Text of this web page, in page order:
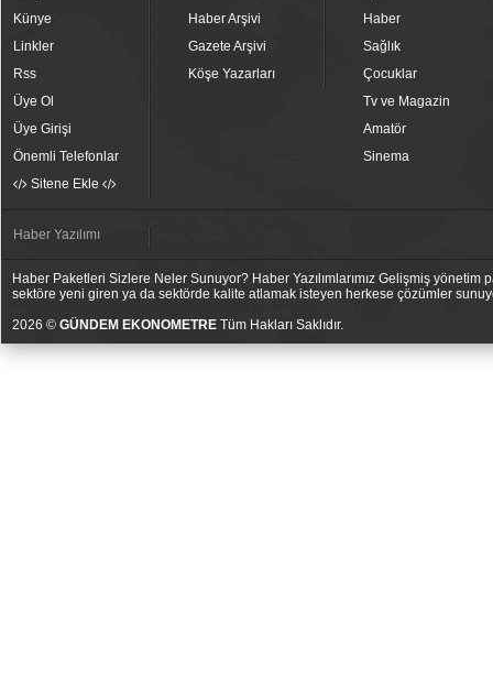
Künye
Linkler
Rss
Üye Ol
Üye Girişi
Önemli Telefonlar
Sitene Ekle
Haber Arşivi
Gazete Arşivi
Köşe Yazarları
Haber
Sağlık
Çocuklar
Tv ve Magazin
Amatör
Sinema
Haber Yazılımı
Haber Paketleri Sizlere Neler Sunuyor? Haber Yazılımlarımız Gelişmiş
sektöre yeni giren ya da sektörde kalite atlamak isteyen herkese çözümler
2026 © GÜNDEM EKONOMETRE Tüm Hakları Saklıdır.